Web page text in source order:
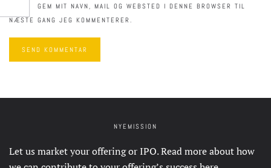
GEM MIT NAVN, MAIL OG WEBSTED I DENNE BROWSER TIL
NÆSTE GANG JEG KOMMENTERER.
SEND KOMMENTAR
NYEMISSION
Let us market your offering or IPO. Read more about how